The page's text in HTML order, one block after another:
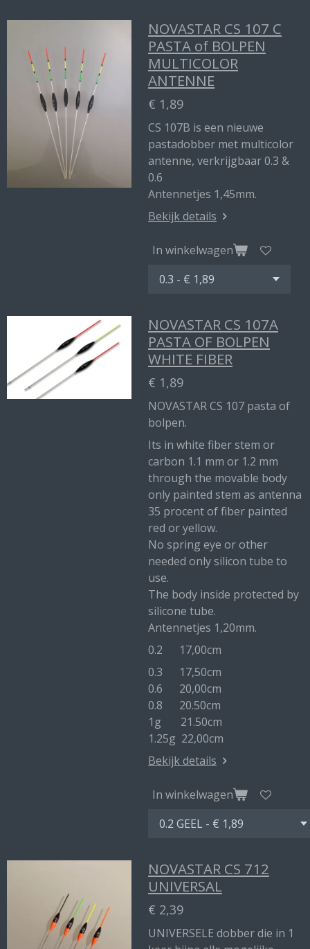
NOVASTAR CS 107 C
PASTA of BOLPEN
MULTICOLOR
ANTENNE
€ 1,89
CS 107B is een nieuwe
pastadobber met multicolor
antenne, verkrijgbaar 0.3 &
0.6
Antennetjes 1,45mm.
Bekijk details
In winkelwagen
NOVASTAR CS 107A
PASTA OF BOLPEN
WHITE FIBER
€ 1,89
NOVASTAR CS 107 pasta of
bolpen.
Its in white fiber stem or
carbon 1.1 mm or 1.2 mm
through the movable body
only painted stem as antenna
35 procent of fiber painted
red or yellow.
No spring eye or other
needed only silicon tube to
use.
The body inside protected by
silicone tube.
Antennetjes 1,20mm.
0.2 17,00cm
0.3 17,50cm
0.6 20,00cm
0.8 20.50cm
1g 21.50cm
1.25g 22,00cm
Bekijk details
In winkelwagen
NOVASTAR CS 712
UNIVERSAL
€ 2,39
UNIVERSELE dobber die in 1